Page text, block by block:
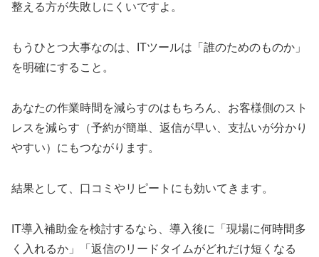
整える方が失敗しにくいですよ。
もうひとつ大事なのは、ITツールは「誰のためのものか」
を明確にすること。
あなたの作業時間を減らすのはもちろん、お客様側のスト
レスを減らす（予約が簡単、返信が早い、支払いが分かり
やすい）にもつながります。
結果として、口コミやリピートにも効いてきます。
IT導入補助金を検討するなら、導入後に「現場に何時間多
く入れるか」「返信のリードタイムがどれだけ短くなる